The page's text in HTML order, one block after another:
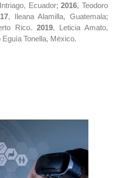
Ecuador;2016, Teodoro
, Ileana Alamilla, Guatemala;
Rico. 2019, Leticia Amato,
Tonella, México.